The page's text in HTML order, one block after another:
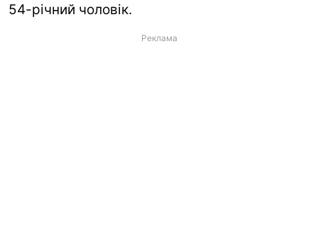
54-річний чоловік.
Реклама